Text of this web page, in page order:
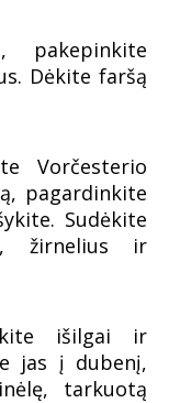
pakepinkite
Dėkite faršą
Vorčesterio
pagardinkite
Sudėkite
žirnelius ir
išilgai ir
jas į dubenį,
tarkuotą